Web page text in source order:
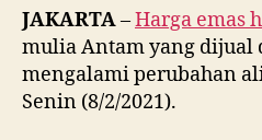
JAKARTA–Harga emas
mulia Antam yang dijual
mengalami perubahan
Senin (8/2/2021).